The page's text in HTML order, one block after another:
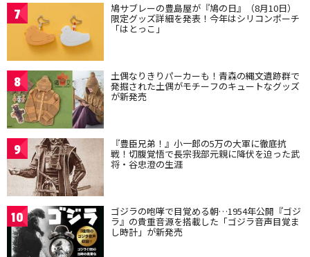
7 鳩サブレーの豊島屋が『鳩の日』（8月10日）
限定グッズ詳細を発表！今年はシリコンポーチ
「はとっこ」
8 土偶なりきりパーカーも！青森の縄文遺跡群で
発掘された土偶がモチーフのキュートなグッズ
が新発売
9 『豊臣兄弟！』小一郎の5万の大軍に徹底抗
戦！切腹覚悟で長宗我部元親に降伏を迫った武
将・谷忠澄の生涯
10 ゴジラの咆哮で目覚める朝…1954年公開『ゴジ
ラ』の貴重音源を搭載した「ゴジラ音声目覚ま
し時計」が新発売